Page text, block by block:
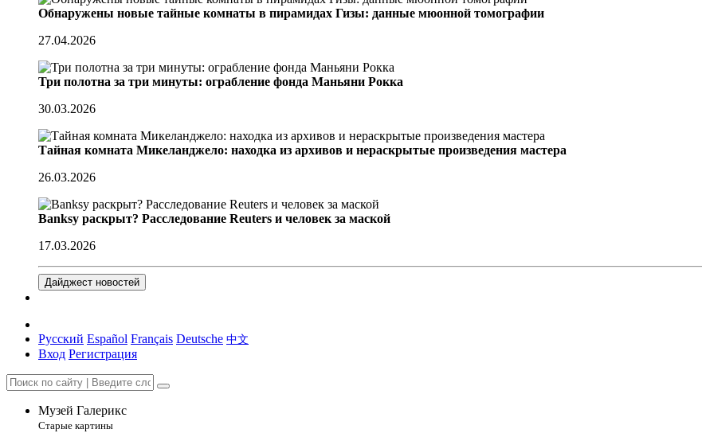
Обнаружены новые тайные комнаты в пирамидах Гизы: данные мюонной томографии
27.04.2026
Три полотна за три минуты: ограбление фонда Маньяни Рокка
30.03.2026
Тайная комната Микеланджело: находка из архивов и нераскрытые произведения мастера
26.03.2026
Banksy раскрыт? Расследование Reuters и человек за маской
17.03.2026
Дайджест новостей
Русский Español Français Deutsche 中文
Вход Регистрация
Музей Галерикс
Старые картины